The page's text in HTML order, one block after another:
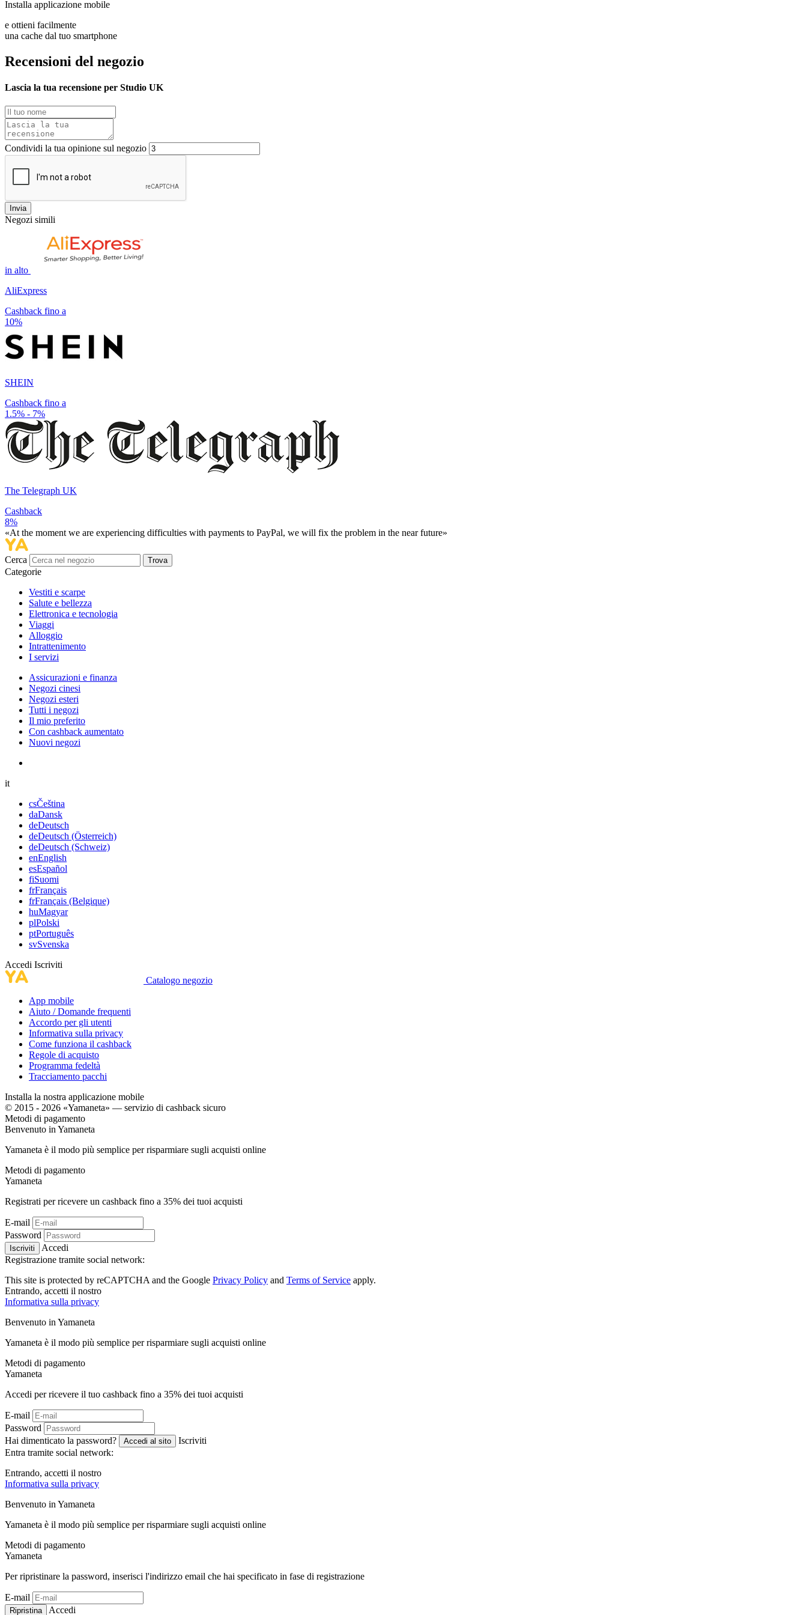
Installa applicazione mobile
e ottieni facilmente
una cache dal tuo smartphone
Recensioni del negozio
Lascia la tua recensione per Studio UK
Condividi la tua opinione sul negozio
Invia
Negozi simili
in alto
AliExpress
Cashback fino a
10%
SHEIN
Cashback fino a
1.5% - 7%
The Telegraph UK
Cashback
8%
«At the moment we are experiencing difficulties with payments to PayPal, we will fix the problem in the near future»
Cerca Trova
Categorie
Vestiti e scarpe
Salute e bellezza
Elettronica e tecnologia
Viaggi
Alloggio
Intrattenimento
I servizi
Assicurazioni e finanza
Negozi cinesi
Negozi esteri
Tutti i negozi
Il mio preferito
Con cashback aumentato
Nuovi negozi
it
csČeština
daDansk
deDeutsch
deDeutsch (Österreich)
deDeutsch (Schweiz)
enEnglish
esEspañol
fiSuomi
frFrançais
frFrançais (Belgique)
huMagyar
plPolski
ptPortuguês
svSvenska
Accedi Iscriviti
Catalogo negozio
App mobile
Aiuto / Domande frequenti
Accordo per gli utenti
Informativa sulla privacy
Come funziona il cashback
Regole di acquisto
Programma fedeltà
Tracciamento pacchi
Installa la nostra applicazione mobile
© 2015 - 2026 «Yamaneta» — servizio di cashback sicuro
Metodi di pagamento
Benvenuto in Yamaneta
Yamaneta è il modo più semplice per risparmiare sugli acquisti online
Metodi di pagamento
Yamaneta
Registrati per ricevere un cashback fino a 35% dei tuoi acquisti
E-mail
Password
Iscriviti
Accedi
Registrazione tramite social network:
This site is protected by reCAPTCHA and the Google Privacy Policy and Terms of Service apply.
Entrando, accetti il ​​nostro
Informativa sulla privacy
Benvenuto in Yamaneta
Yamaneta è il modo più semplice per risparmiare sugli acquisti online
Metodi di pagamento
Yamaneta
Accedi per ricevere il tuo cashback fino a 35% dei tuoi acquisti
E-mail
Password
Hai dimenticato la password?
Accedi al sito
Iscriviti
Entra tramite social network:
Entrando, accetti il ​​nostro
Informativa sulla privacy
Benvenuto in Yamaneta
Yamaneta è il modo più semplice per risparmiare sugli acquisti online
Metodi di pagamento
Yamaneta
Per ripristinare la password, inserisci l'indirizzo email che hai specificato in fase di registrazione
E-mail
Ripristina Accedi